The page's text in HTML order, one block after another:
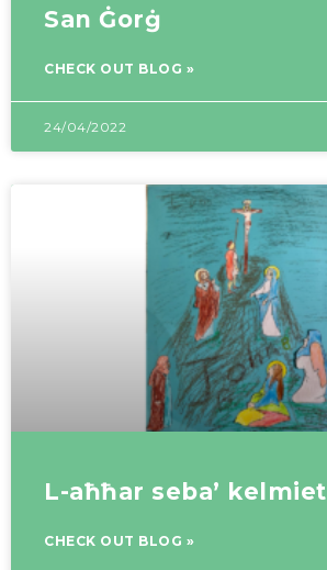
San Ġorġ
CHECK OUT BLOG »
24/04/2022
L-aħħar seba’ kelmiet
CHECK OUT BLOG »